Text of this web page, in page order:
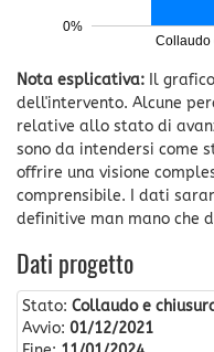
Collaudo
0%
Nota esplicativa: Il
dell'intervento. Alcune
relative allo stato di
sono da intendersi come
offrire una visione
comprensibile. I dati
definitive man mano che
Dati progetto
Stato: Collaudo e
Avvio: 01/12/2021